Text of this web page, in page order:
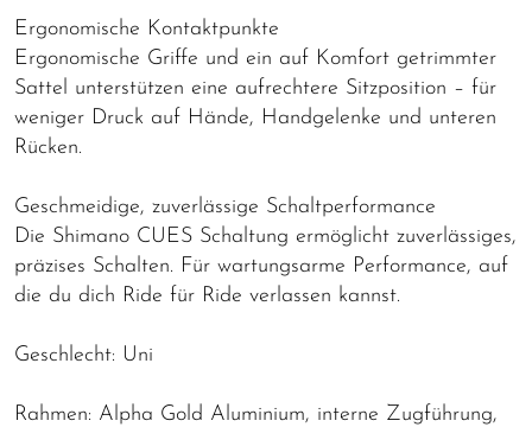
Ergonomische Kontaktpunkte
Ergonomische Griffe und ein auf Komfort getrimmter
Sattel unterstützen eine aufrechtere Sitzposition – für
weniger Druck auf Hände, Handgelenke und unteren
Rücken.
Geschmeidige, zuverlässige Schaltperformance
Die Shimano CUES Schaltung ermöglicht zuverlässiges,
präzises Schalten. Für wartungsarme Performance, auf
die du dich Ride für Ride verlassen kannst.
Geschlecht: Uni
Rahmen: Alpha Gold Aluminium, interne Zugführung,